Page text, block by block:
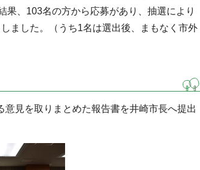
、103名の方から応募があり、抽選により
ました。（うち1名は選出後、まもなく市外
見を取りまとめた報告書を井崎市長へ提出